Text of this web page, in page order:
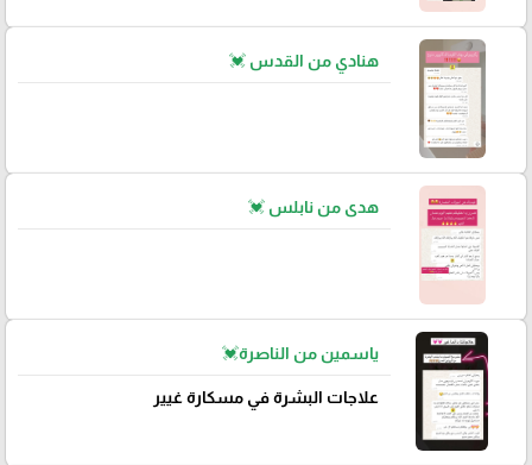
هنادي من القدس 💓
هدى من نابلس 💓
ياسمين من الناصرة💓
علاجات البشرة في مسكارة غيير